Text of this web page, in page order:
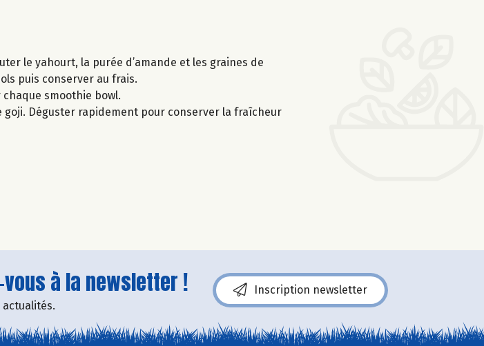
le yahourt, la purée d’amande et les graines de
puis conserver au frais.
smoothie bowl.
Déguster rapidement pour conserver la fraîcheur
à la newsletter ! Inscription newsletter